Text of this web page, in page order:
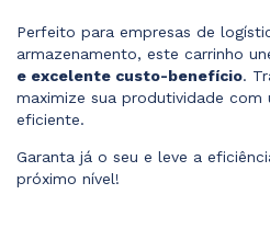
Perfeito para empresas de
armazenamento, este carrinho
e excelente custo-benefício.
maximize sua produtividade
eficiente.
Garanta já o seu e leve a
próximo nível!